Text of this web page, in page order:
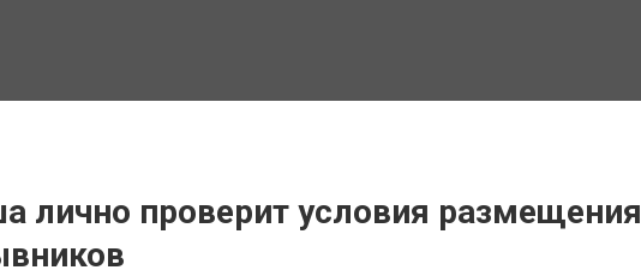
лично проверит условия размещения